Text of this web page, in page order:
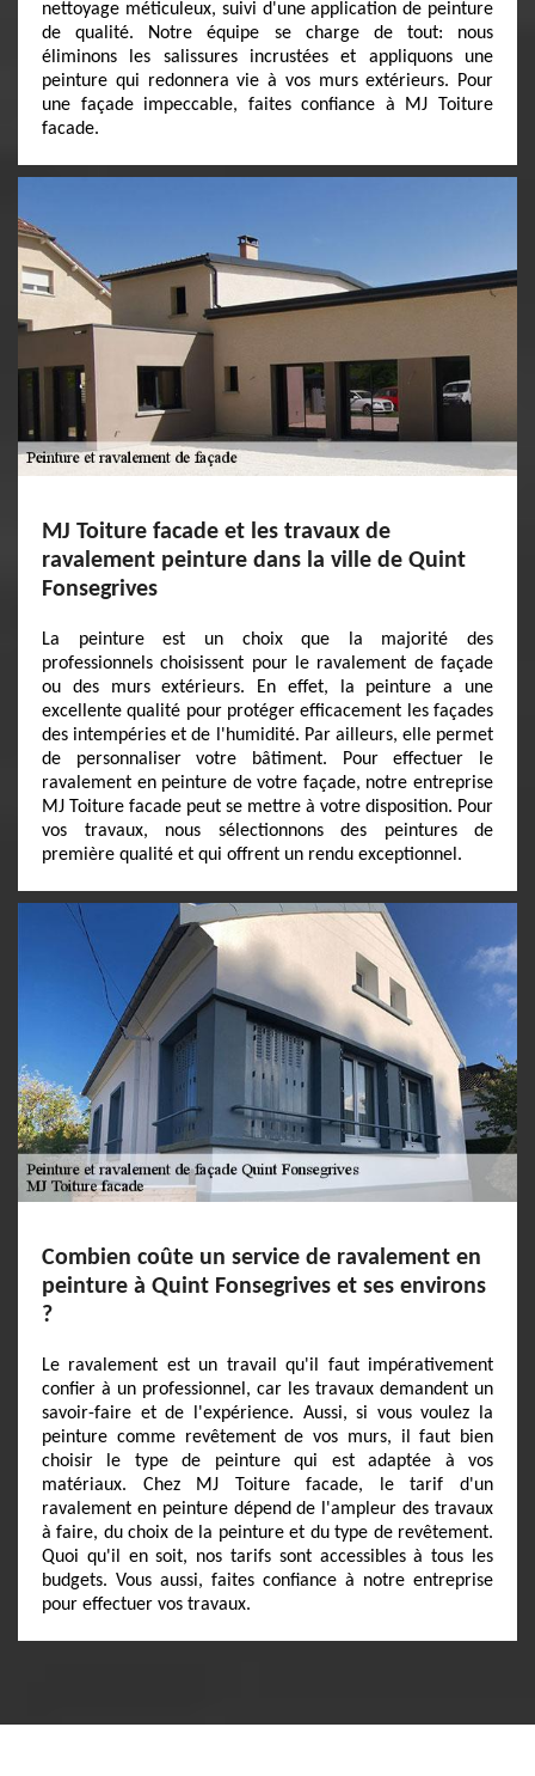
nettoyage méticuleux, suivi d'une application de peinture
de qualité. Notre équipe se charge de tout: nous
éliminons les salissures incrustées et appliquons une
peinture qui redonnera vie à vos murs extérieurs. Pour
une façade impeccable, faites confiance à MJ Toiture
facade.
MJ Toiture facade et les travaux de
ravalement peinture dans la ville de Quint
Fonsegrives
La peinture est un choix que la majorité des
professionnels choisissent pour le ravalement de façade
ou des murs extérieurs. En effet, la peinture a une
excellente qualité pour protéger efficacement les façades
des intempéries et de l'humidité. Par ailleurs, elle permet
de personnaliser votre bâtiment. Pour effectuer le
ravalement en peinture de votre façade, notre entreprise
MJ Toiture facade peut se mettre à votre disposition. Pour
vos travaux, nous sélectionnons des peintures de
première qualité et qui offrent un rendu exceptionnel.
Combien coûte un service de ravalement en
peinture à Quint Fonsegrives et ses environs
?
Le ravalement est un travail qu'il faut impérativement
confier à un professionnel, car les travaux demandent un
savoir-faire et de l'expérience. Aussi, si vous voulez la
peinture comme revêtement de vos murs, il faut bien
choisir le type de peinture qui est adaptée à vos
matériaux. Chez MJ Toiture facade, le tarif d'un
ravalement en peinture dépend de l'ampleur des travaux
à faire, du choix de la peinture et du type de revêtement.
Quoi qu'il en soit, nos tarifs sont accessibles à tous les
budgets. Vous aussi, faites confiance à notre entreprise
pour effectuer vos travaux.